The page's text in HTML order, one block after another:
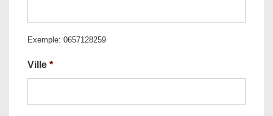
Exemple: 0657128259
Ville *